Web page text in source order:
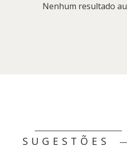
Nenhum resultado
SUGESTÕES